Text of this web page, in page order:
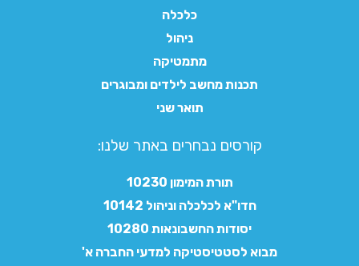
כלכלה
ניהול
מתמטיקה
תכנות מחשב לילדים ומבוגרים
תואר שני
קורסים נבחרים באתר שלנו:​
תורת המימון 10230
חדו"א לכלכלה וניהול 10142
יסודות החשבונאות 10280
מבוא לסטטיסטיקה למדעי החברה א'